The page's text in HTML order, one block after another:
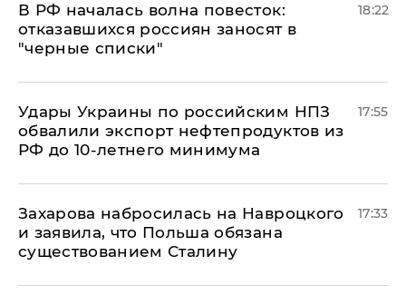
​В РФ началась волна повесток:
отказавшихся россиян заносят в
"черные списки"
18:22
Удары Украины по российским НПЗ
обвалили экспорт нефтепродуктов из
РФ до 10-летнего минимума
17:55
​Захарова набросилась на Навроцкого
и заявила, что Польша обязана
существованием Сталину
17:33